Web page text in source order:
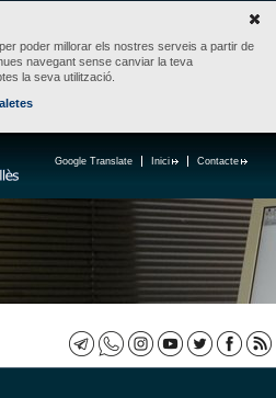
poder millorar els nostres serveis a partir de
navegant sense canviar la teva
la seva utilització.
Contacte
Inici
Google Translate